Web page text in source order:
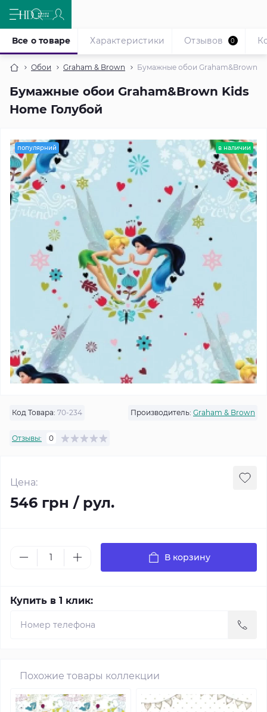
Обои Graham & Brown Бумажные обои Graham&Brown
Бумажные обои Graham&Brown Kids
Home Голубой
Все о товаре Характеристики Отзывов 0
популярний в наличии
Код Товара: 70-234 Производитель: Graham & Brown
Отзывы: 0
Цена:
546 грн / рул.
В корзину
Купить в 1 клик:
Похожие товары коллекции